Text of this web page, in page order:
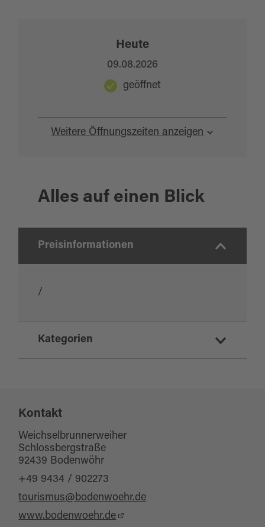
Weitere Öffnungszeiten anzeigen
Heute
09.08.2026
geöffnet
Alles auf einen Blick
Preisinformationen
/
Kategorien
Infopunkt
Naturerlebnispfad
Seen
Kontakt
Weichselbrunnerweiher
Schlossbergstraße
92439 Bodenwöhr
+49 9434 / 902273
tourismus@bodenwoehr.de
www.bodenwoehr.de